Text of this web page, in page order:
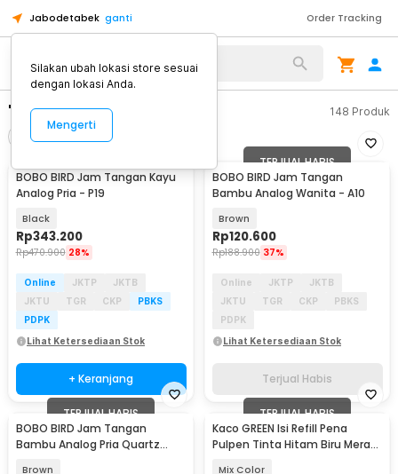
Jabodetabek ganti Order Tracking
"mousepad biru" 148 Produk
Urutkan
BOBO BIRD Jam Tangan Kayu
Analog Pria - P19
Black
Rp343.200
Rp470.900 28%
Online JKTP
JKTB
JKTU
TGR CKP
PBKS
PDPK
Lihat Ketersediaan Stok
+ Keranjang
TERJUAL HABIS
BOBO BIRD Jam Tangan
Bambu Analog Wanita - A10
Brown
Rp120.600
Rp188.900 37%
Online JKTP
JKTB
JKTU
TGR CKP
PBKS
PDPK
Lihat Ketersediaan Stok
Terjual Habis
TERJUAL HABIS
BOBO BIRD Jam Tangan
Bambu Analog Pria Quartz
Brown
TERJUAL HABIS
Kaco GREEN Isi Refill Pena
Pulpen Tinta Hitam Biru Merah
Mix Color
Silakan ubah lokasi store sesuai
dengan lokasi Anda.
Mengerti